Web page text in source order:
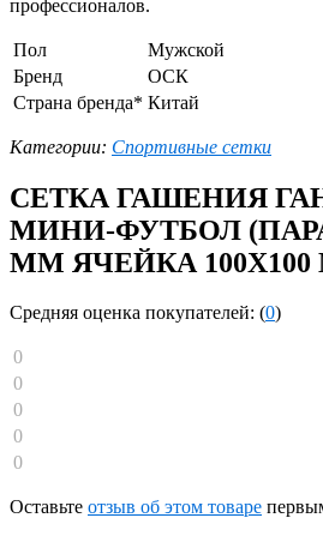
профессионалов.
Пол
Мужской
Бренд
ОСК
Страна бренда* Китай
Категории: Спортивные сетки
СЕТКА ГАШЕНИЯ
МИНИ-ФУТБОЛ
ММ ЯЧЕЙКА 100Х100
Средняя оценка покупателей: (0)
0
0
0
0
0
Оставьте отзыв об этом товаре